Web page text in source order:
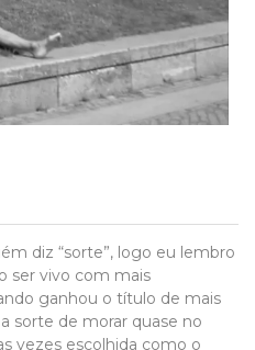
diz “sorte”, logo eu lembro
ser vivo com mais
ganhou o título de mais
sorte de morar quase no
vezes escolhida como o